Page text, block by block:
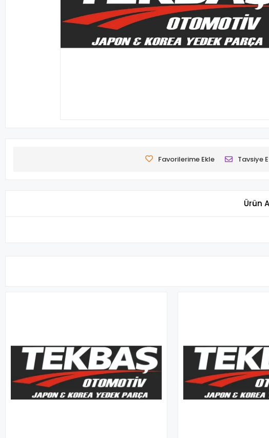
Favorilerime Ekle Tavsiye
Ürün